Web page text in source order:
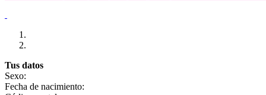
Tus datos
Sexo:
Fecha de nacimiento: